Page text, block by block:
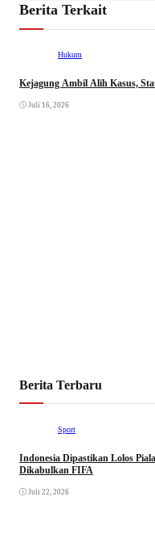
Berita Terkait
Hukum
Kejagung Ambil Alih Kasus,
Juli 16, 2026
Berita Terbaru
Sport
Indonesia Dipastikan Lolos
Dikabulkan FIFA
Juli 22, 2026